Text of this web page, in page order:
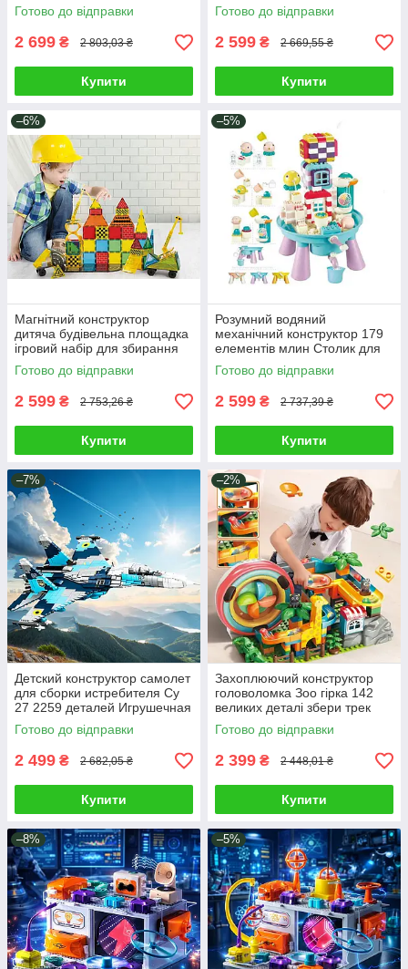
Стільчик Деталі для об'ємних
фігур
Готово до відправки
2 699 ₴ 2 803,03 ₴
Купити
деталь фігурки людей будівлі
машини дорожні знаки
Готово до відправки
2 599 ₴ 2 669,55 ₴
Купити
–6%
Магнітний конструктор
дитяча будівельна площадка
ігровий набір для збирання
3D фігур 90 деталей
машинка кран
Готово до відправки
2 599 ₴ 2 753,26 ₴
Купити
–5%
Розумний водяний
механічний конструктор 179
елементів млин Столик для
ігор із механізмом для води
фонтан
Готово до відправки
2 599 ₴ 2 737,39 ₴
Купити
–7%
Детский конструктор самолет
для сборки истребителя Су
27 2259 деталей Игрушечная
техника перехватчик
мальчику
Готово до відправки
2 499 ₴ 2 682,05 ₴
Купити
–2%
Захоплюючий конструктор
головоломка Зоо гірка 142
великих деталі збери трек
лабіринт для м'ячика фігурки
тварин і будиночок
Готово до відправки
2 399 ₴ 2 448,01 ₴
Купити
–8% –5%